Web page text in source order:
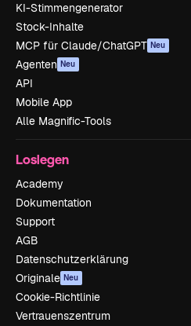
KI-Stimmengenerator
Stock-Inhalte
MCP für Claude/ChatGPT Neu
Agenten Neu
API
Mobile App
Alle Magnific-Tools
Loslegen
Academy
Dokumentation
Support
AGB
Datenschutzerklärung
Originale Neu
Cookie-Richtlinie
Vertrauenszentrum